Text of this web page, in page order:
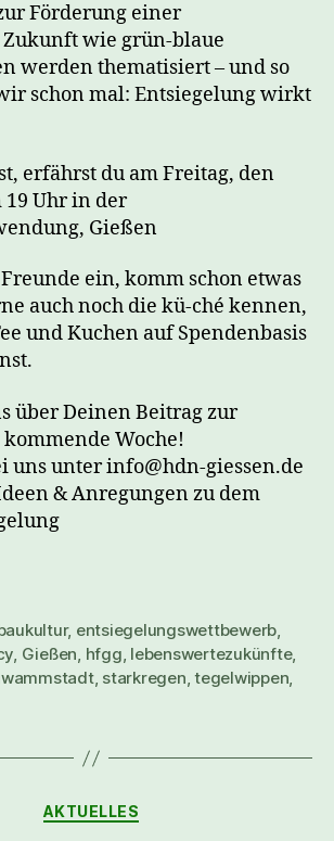
Förderung einer
wie grün-blaue
werden thematisiert – und so
schon mal: Entsiegelung wirkt
erfährst du am Freitag, den
19 Uhr in der
Gießen
ein, komm schon etwas
auch noch die kü-ché kennen,
und Kuchen auf Spendenbasis
über Deinen Beitrag zur
Woche!
uns unter info@hdn-giessen.de
& Anregungen zu dem
, entsiegelungswettbewerb,
, Gießen, hfgg, lebenswertezukünfte,
, starkregen,tegelwippen,
AKTUELLES